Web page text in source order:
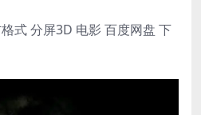
式 分屏3D 电影 百度网盘 下